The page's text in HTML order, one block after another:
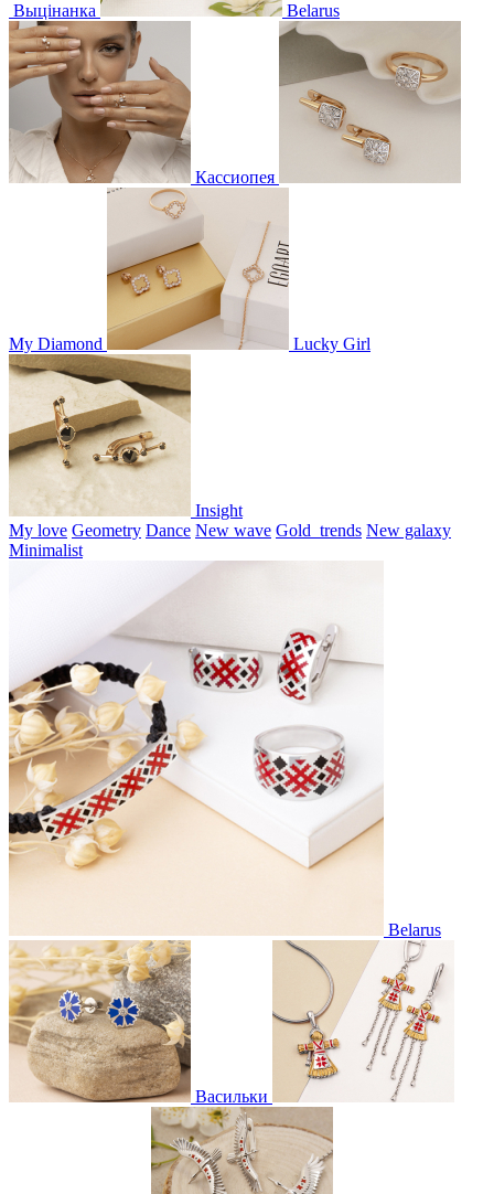
Выцінанка Belarus
Кассиопея
My Diamond Lucky Girl
Insight
My love Geometry Dance New wave Gold_trends New galaxy
Minimalist
Belarus
Васильки